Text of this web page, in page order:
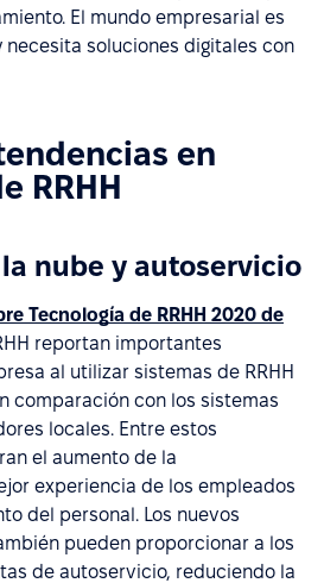
El mundo empresarial es
necesita soluciones digitales con
en
RRHH
nube y autoservicio
Tecnología de RRHH 2020 de
reportan importantes
al utilizar sistemas de RRHH
comparación con los sistemas
locales. Entre estos
el aumento de la
experiencia de los empleados
del personal. Los nuevos
pueden proporcionar a los
de autoservicio, reduciendo la